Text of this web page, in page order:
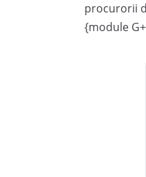
procurorii
{module